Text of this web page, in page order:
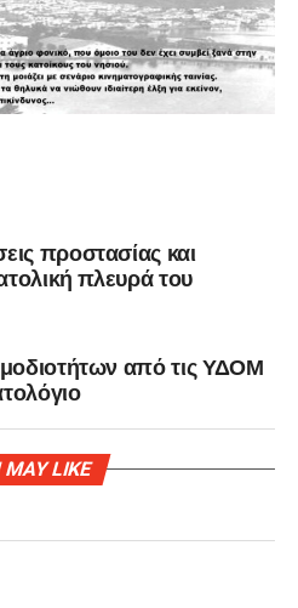
προστασίας και
πλευρά του
από τις ΥΔΟΜ
MAY LIKE